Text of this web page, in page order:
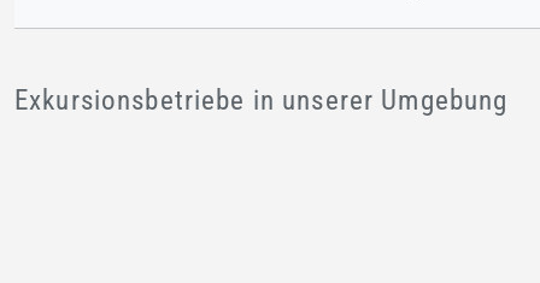
Exkursionsbetriebe in unserer Umgebung